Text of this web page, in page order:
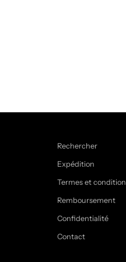
Rechercher
Expédition
Termes et
Remboursement
Confidentialité
Contact